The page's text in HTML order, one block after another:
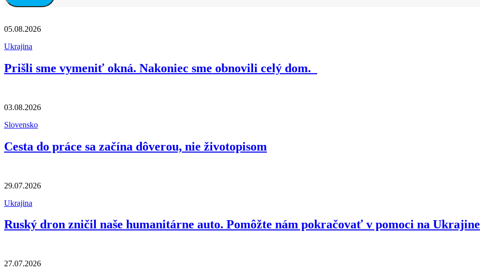
05.08.2026
Ukrajina
Prišli sme vymeniť okná. Nakoniec sme obnovili celý dom.
03.08.2026
Slovensko
Cesta do práce sa začína dôverou, nie životopisom
29.07.2026
Ukrajina
Ruský dron zničil naše humanitárne auto. Pomôžte nám pokračovať v pomoci na Ukrajine
27.07.2026